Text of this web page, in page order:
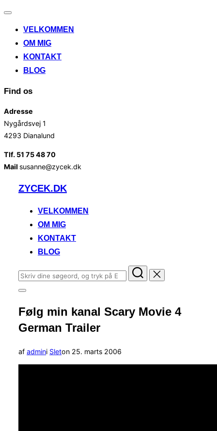
Slå
til/fraVELKOMMEN
OM MIG
KONTAKT
BLOG
Find os
Adresse
Nygårdsvej 1
4293 Dianalund
Tlf. 51 75 48 70
Mail susanne@zycek.dk
VidereZYCEK.DK
VELKOMMEN
OM MIG
KONTAKT
BLOG
Søg
efter:
Slå
i
sidekolonne
til/fra
Følg min kanal Scary Movie 4
German Trailer
af admini Sleton Udgivet
d.
25. marts 2006